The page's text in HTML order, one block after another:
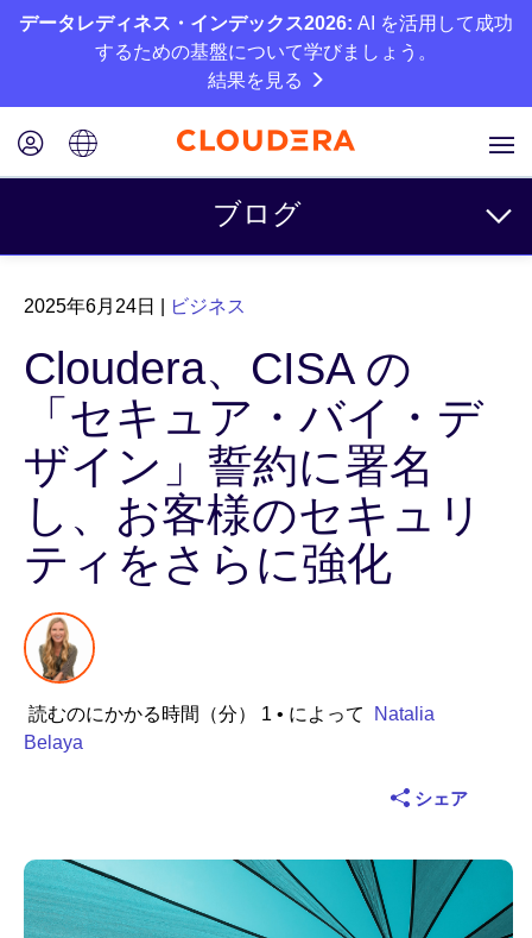
データレディネス・インデックス2026: AI を活用して成功
するための基盤について学びましょう。
結果を見る
ブログ
トピック
ビジネス
テクニカル
パートナー
カルチャー
業界
金融サービス
保険
テクノロジー
2025年6月24日 ビジネス
Cloudera、CISA の
「セキュア・バイ・デ
ザイン」誓約に署名
し、お客様のセキュリ
ティをさらに強化
読むのにかかる時間（分） 1 • によって
Natalia
Belaya
シェア